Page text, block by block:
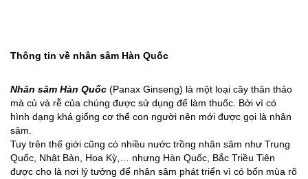
Thông tin về nhân sâm Hàn Quốc
Nhân sâm Hàn Quốc (Panax Ginseng) là một loại cây thân thảo
mà củ và rễ của chúng được sử dụng để làm thuốc. Bởi vì có
hình dạng khá giống cơ thể con người nên mới được gọi là nhân
sâm.
Tuy trên thế giới cũng có nhiều nước trồng nhân sâm như Trung
Quốc, Nhật Bản, Hoa Kỳ,… nhưng Hàn Quốc, Bắc Triều Tiên
được cho là nơi lý tưởng để nhân sâm phát triển vì có bốn mùa rõ